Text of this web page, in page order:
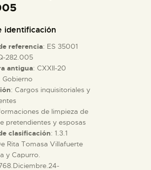
LA VISITA
identificación
referencia: ES 35001
282.005
antigua: CXXII-20
Gobierno
: Cargos inquisitoriales y
de limpieza de
pretendientes y esposas
clasificación: 1.3.1
Rita Tomasa Villafuerte
y Capurro.